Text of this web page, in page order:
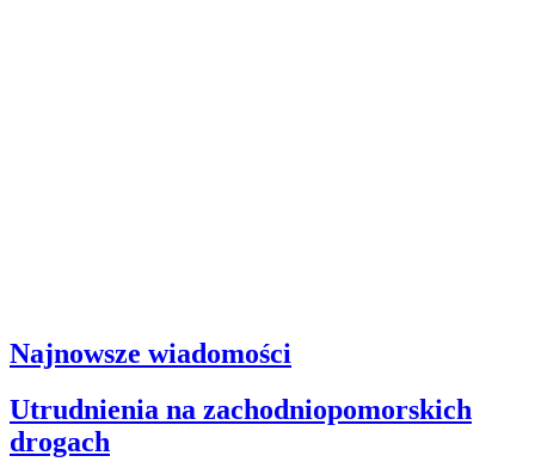
Najnowsze wiadomości
Utrudnienia na zachodniopomorskich
drogach